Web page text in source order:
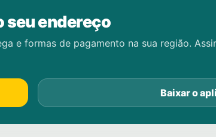
seu endereço
e formas de pagamento na sua região.
Baixar o